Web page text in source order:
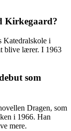
Kirkegaard?
Katedralskole i
blive lærer. I 1963
som
Dragen, som
i 1966. Han
mere.